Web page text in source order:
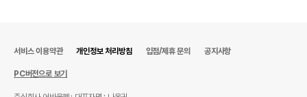
품명 및 모델명
서비스 이용약관 개인정보 처리방침 입점/제휴 문의 공지사항
PC버전으로 보기